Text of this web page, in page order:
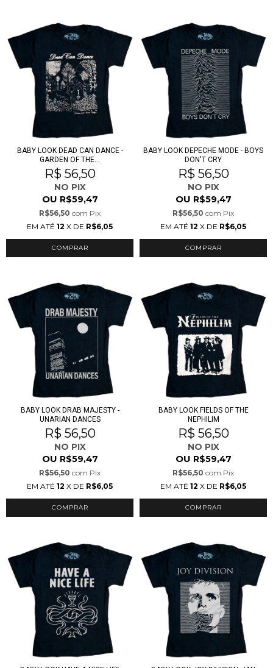
BABY LOOK DEAD CAN DANCE -
GARDEN OF THE...
R$ 56,50
NO PIX
OU R$59,47
R$56,50 com Pix
EM ATÉ 12 X DE R$6,05
COMPRAR
BABY LOOK DEPECHE MODE - BOYS
DON'T CRY
R$ 56,50
NO PIX
OU R$59,47
R$56,50 com Pix
EM ATÉ 12 X DE R$6,05
COMPRAR
BABY LOOK DRAB MAJESTY -
UNARIAN DANCES
R$ 56,50
NO PIX
OU R$59,47
R$56,50 com Pix
EM ATÉ 12 X DE R$6,05
COMPRAR
BABY LOOK FIELDS OF THE
NEPHILIM
R$ 56,50
NO PIX
OU R$59,47
R$56,50 com Pix
EM ATÉ 12 X DE R$6,05
COMPRAR